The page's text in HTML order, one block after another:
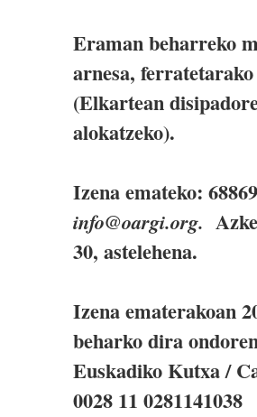
Eraman beharreko
arnesa,
(Elkartean
alokatzeko).
Izena emateko:
info@oargi.org.
30, astelehena.
Izena ematerakoan
beharko dira
Euskadiko Kutxa /
0028 11 0281141038